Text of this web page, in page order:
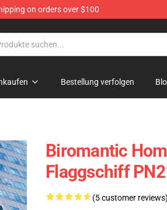
on orders over $100
Bestellung verfolgen
Biromantic
Flaggschiff
(5 customer reviews)